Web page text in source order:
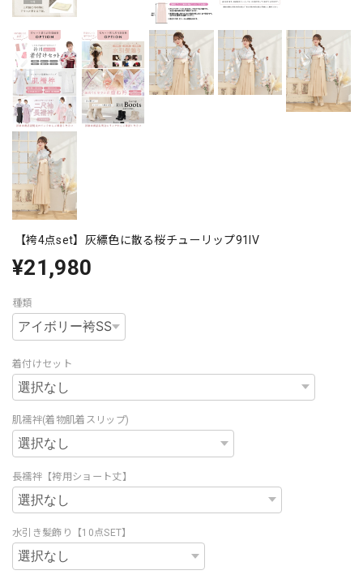
【袴4点set】灰縹色に散る桜チューリップ91IV
¥21,980
種類
着付けセット
肌襦袢(着物肌着スリップ)
長襦袢【袴用ショート丈】
水引き髪飾り【10点SET】